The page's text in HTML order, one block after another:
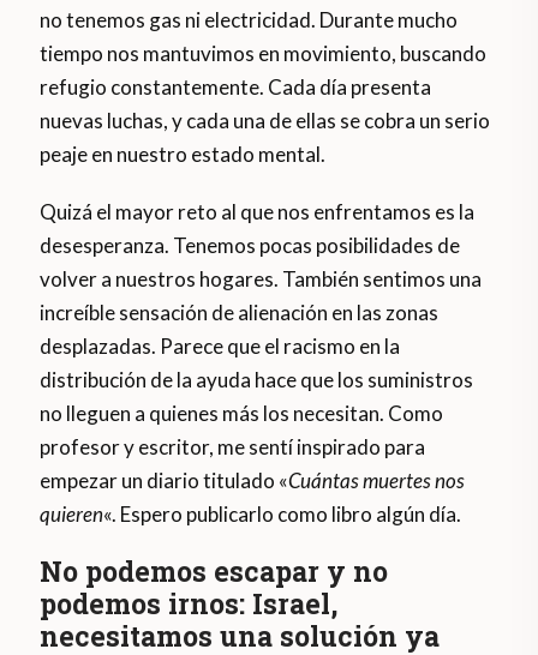
no tenemos gas ni electricidad. Durante mucho
tiempo nos mantuvimos en movimiento, buscando
refugio constantemente. Cada día presenta
nuevas luchas, y cada una de ellas se cobra un serio
peaje en nuestro estado mental.
Quizá el mayor reto al que nos enfrentamos es la
desesperanza. Tenemos pocas posibilidades de
volver a nuestros hogares. También sentimos una
increíble sensación de alienación en las zonas
desplazadas. Parece que el racismo en la
distribución de la ayuda hace que los suministros
no lleguen a quienes más los necesitan. Como
profesor y escritor, me sentí inspirado para
empezar un diario titulado «Cuántas muertes nos
quieren«. Espero publicarlo como libro algún día.
No podemos escapar y no
podemos irnos: Israel,
necesitamos una solución ya